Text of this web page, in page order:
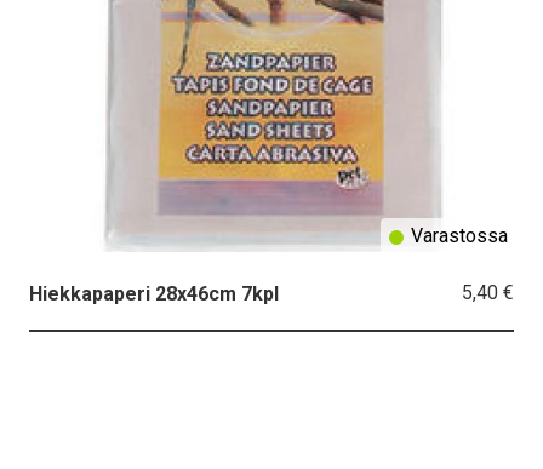
Hiekkapaperi 28x46cm 7kpl 5,40 €
Varastossa